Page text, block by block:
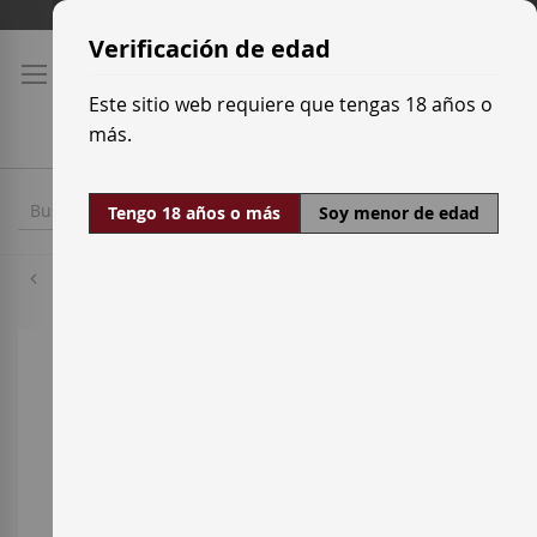
contenido
Verificación de edad
Este sitio web requiere que tengas 18 años o
más.
Tengo 18 años o más Soy menor de edad